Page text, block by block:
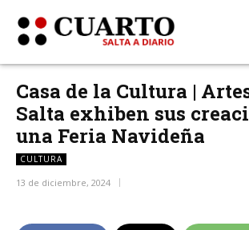
Casa de la Cultura |
Salta exhiben sus
una Feria Navideña
CULTURA
13 de diciembre, 2024